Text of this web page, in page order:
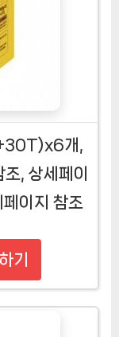
개,
, 상세페이
이지 참조
기